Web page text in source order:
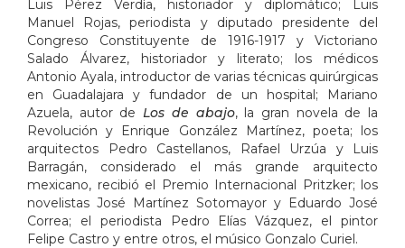
Luis Pérez Verdía, historiador y diplomático; Luis
Manuel Rojas, periodista y diputado presidente del
Congreso Constituyente de 1916-1917 y Victoriano
Salado Álvarez, historiador y literato; los médicos
Antonio Ayala, introductor de varias técnicas quirúrgicas
en Guadalajara y fundador de un hospital; Mariano
Azuela, autor de Los de abajo, la gran novela de la
Revolución y Enrique González Martínez, poeta; los
arquitectos Pedro Castellanos, Rafael Urzúa y Luis
Barragán, considerado el más grande arquitecto
mexicano, recibió el Premio Internacional Pritzker; los
novelistas José Martínez Sotomayor y Eduardo José
Correa; el periodista Pedro Elías Vázquez, el pintor
Felipe Castro y entre otros, el músico Gonzalo Curiel.